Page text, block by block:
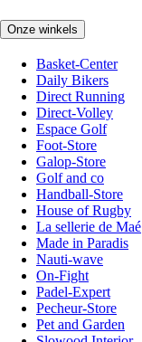
Onze winkels
Basket-Center
Daily Bikers
Direct Running
Direct-Volley
Espace Golf
Foot-Store
Galop-Store
Golf and co
Handball-Store
House of Rugby
La sellerie de Maé
Made in Paradis
Nauti-wave
On-Fight
Padel-Expert
Pecheur-Store
Pet and Garden